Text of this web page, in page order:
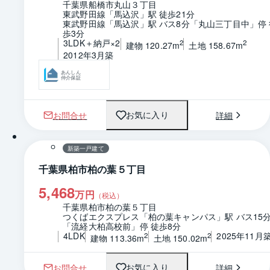
千葉県船橋市丸山３丁目
東武野田線「馬込沢」駅 徒歩21分
東武野田線「馬込沢」駅 バス8分「丸山三丁目中」停
歩3分
3LDK＋納戸×2 建物 120.27m2 土地 158.67m2
2012年3月築
あんしん
仲介保証
お問合せ お気に入り 詳細
1 / 0 間取り
新築一戸建て
千葉県柏市柏の葉５丁目
5,468万円 （税込）
千葉県柏市柏の葉５丁目
つくばエクスプレス「柏の葉キャンパス」駅 バス15
「流経大柏高校前」停 徒歩8分
4LDK 建物 113.36m2 土地 150.02m2 2025年11月
お問合せ お気に入り 詳細